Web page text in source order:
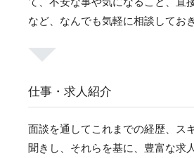
など、なんでも気軽に相談してお
仕事・求人紹介
面談を通してこれまでの経歴、ス
聞きし、それらを基に、豊富な求